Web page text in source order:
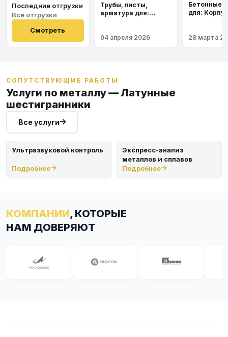
Последние отгрузки
Все отгрузки
Смотреть
Трубы, листы,
арматура для:
04 апреля 2026
Бетонные
для:
28 марта
СОПУТСТВУЮЩИЕ РАБОТЫ
Услуги по металлу — Латунные
шестигранники
Все услуги
Ультразвуковой контроль
Подробнее
Экспресс-анализ
металлов и сплавов
Подробнее
КОМПАНИИ, КОТОРЫЕ
НАМ ДОВЕРЯЮТ